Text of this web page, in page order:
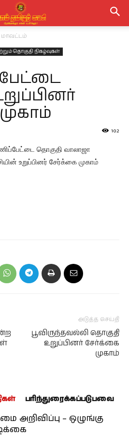
தொகுதி நிகழ்வுகள்
102
தொகுதி வாலாஜா
உறுப்பினர் சேர்க்கை முகாம்
அடுத்த செய்தி
பூவிருந்தவல்லி தொகுதி
உறுப்பினர் சேர்க்கை
முகாம்
பரிந்துரைக்கப்படுபவை
அறிவிப்பு – ஒழுங்கு